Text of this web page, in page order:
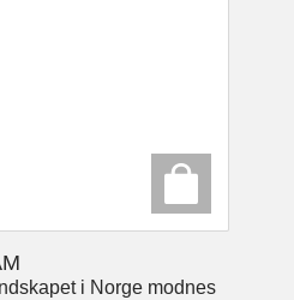
i Norge modnes